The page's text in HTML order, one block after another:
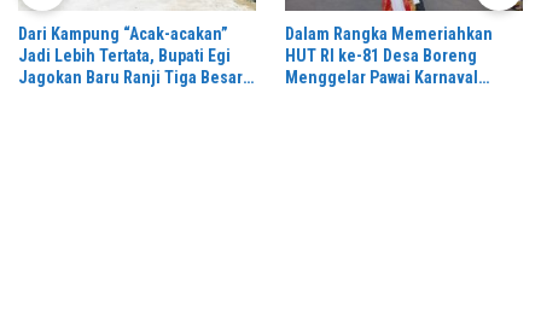
Dari Kampung “Acak-acakan”
Jadi Lebih Tertata, Bupati Egi
Jagokan Baru Ranji Tiga Besar
Dalam Rangka Memeriahkan
HUT RI ke-81 Desa Boreng
Menggelar Pawai Karnaval